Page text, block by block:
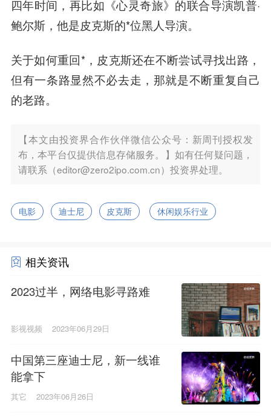
四年时间，再比如《心灵奇旅》的联合导演凯普·
鲍尔斯，他是皮克斯的*位黑人导演。
关于如何重回*，皮克斯还在不断尝试寻找出路，
但有一条路显然不必去走，那就是不断重复自己
的老路。
【本文由投资界合作伙伴微信公众号：新周刊授权发
布，本平台仅提供信息存储服务。】如有任何疑问题，
请联系（editor@zero2ipo.com.cn）投资界处理。
电影 迪士尼 皮克斯 休闲娱乐行业
相关资讯
2023过半，网络电影寻路难
影视视频 2023年06月29日
中国第三座迪士尼，新一线谁
能拿下
其它 2023年06月26日